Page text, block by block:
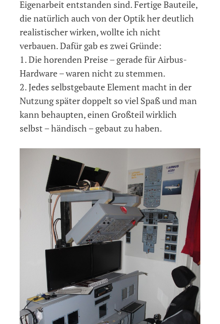
Eigenarbeit entstanden sind. Fertige Bauteile,
die natürlich auch von der Optik her deutlich
realistischer wirken, wollte ich nicht
verbauen. Dafür gab es zwei Gründe:
1. Die horenden Preise – gerade für Airbus-
Hardware – waren nicht zu stemmen.
2. Jedes selbstgebaute Element macht in der
Nutzung später doppelt so viel Spaß und man
kann behaupten, einen Großteil wirklich
selbst – händisch – gebaut zu haben.